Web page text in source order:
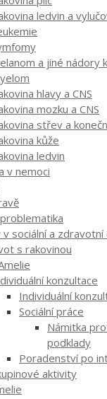
ledvin a
a jiné nádory
hlavy a CNS
mozku a CNS
střev a
kůže
ledvin
v nemoci
v sociální a zdravotní
s rakovinou
konzultace
Individuální
Sociální práce
Námitka
podklady
Poradenství po
aktivity